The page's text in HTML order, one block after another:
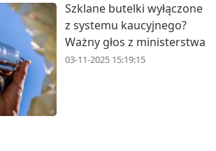
Szklane butelki wyłączone
z systemu kaucyjnego?
Ważny głos z ministerstwa
03-11-2025 15:19:15